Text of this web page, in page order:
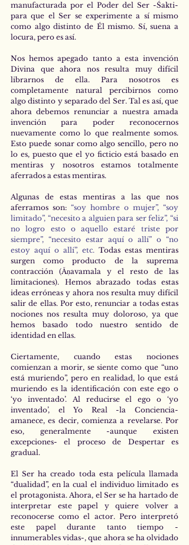
manufacturada por el Poder del Ser -Śakti-
para que el Ser se experimente a sí mismo
como algo distinto de Él mismo. Sí, suena a
locura, pero es así.
Nos hemos apegado tanto a esta invención
Divina que ahora nos resulta muy difícil
librarnos de ella. Para nosotros es
completamente natural percibirnos como
algo distinto y separado del Ser. Tal es así, que
ahora debemos renunciar a nuestra amada
invención para poder reconocernos
nuevamente como lo que realmente somos.
Esto puede sonar como algo sencillo, pero no
lo es, puesto que el yo ficticio está basado en
mentiras y nosotros estamos totalmente
aferrados a estas mentiras.
Algunas de estas mentiras a las que nos
aferramos son: “soy hombre o mujer”, “soy
limitado”, “necesito a alguien para ser feliz”, “si
no logro esto o aquello estaré triste por
siempre”, “necesito estar aquí o allí” o “no
estoy aquí o allí”, etc. Todas estas mentiras
surgen como producto de la suprema
contracción (Āṇavamala y el resto de las
limitaciones). Hemos abrazado todas estas
ideas erróneas y ahora nos resulta muy difícil
salir de ellas. Por esto, renunciar a todas estas
nociones nos resulta muy doloroso, ya que
hemos basado todo nuestro sentido de
identidad en ellas.
Ciertamente, cuando estas nociones
comienzan a morir, se siente como que “uno
está muriendo”, pero en realidad, lo que está
muriendo es la identificación con este ego o
‘yo inventado’. Al reducirse el ego o ‘yo
inventado’, el Yo Real -la Conciencia-
amanece, es decir, comienza a revelarse. Por
eso, generalmente -aunque existen
excepciones- el proceso de Despertar es
gradual.
El Ser ha creado toda esta película llamada
“dualidad”, en la cual el individuo limitado es
el protagonista. Ahora, el Ser se ha hartado de
interpretar este papel y quiere volver a
reconocerse como el actor. Pero interpretó
este papel durante tanto tiempo -
innumerables vidas-, que ahora se ha olvidado